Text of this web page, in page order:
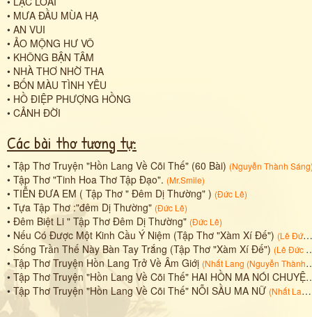
• MƯA ĐẦU MÙA HẠ
• AN VUI
• ẢO MỘNG HƯ VÔ
• KHÔNG BẬN TÂM
• NHÀ THƠ NHỜ THA
• BỐN MÀU TÌNH YÊU
• HỒ ĐIỆP PHƯỢNG HỒNG
• CẢNH ĐỜI
Các bài thơ tương tự:
• Tập Thơ Truyện "Hồn Lang Về Cõi Thế" (60 Bài) (Nguyễn Thành Sáng
• Tập Thơ "Tinh Hoa Thơ Tập Đạo". (Mr.Smile)
• TIỄN ĐƯA EM ( Tập Thơ " Đêm Dị Thường" ) (Đức Lê)
• Tựa Tập Thơ :"đêm Dị Thường" (Đức Lê)
• Đêm Biệt Li " Tập Thơ Đêm Dị Thường" (Đức Lê)
• Nếu Có Được Một Kinh Cầu Ý Niệm (Tập Thơ "Xàm Xí Đế") (Lê Đức
• Sống Trần Thế Này Bàn Tay Trắng (Tập Thơ "Xàm Xí Đế") (Lê Đức
•Tập Thơ Truyện Hồn Lang Trở Về Âm Giớị (Nhất Lang (Nguyễn Thành Sáng)
• Tập Thơ Truyện "Hồn Lang Về Cõi Thế" HAI HỒN MA NÓI CHUYỆN (1)
•Tập Thơ Truyện "Hồn Lang Về Cõi Thế" NỖI SẦU MA NỮ (Nhất Lang Nguyễn Thành Sáng